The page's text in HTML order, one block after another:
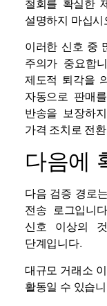
철회를 확실한
설명하지 마십시
이러한 신호 중
주의가 중요합
제도적 퇴각을
자동으로 판매
반송을 보장하
가격 조치로 전
다음에
다음 검증 경로
전송 로그입니
신호 이상의
단계입니다.
대규모 거래소
활동일 수 있습